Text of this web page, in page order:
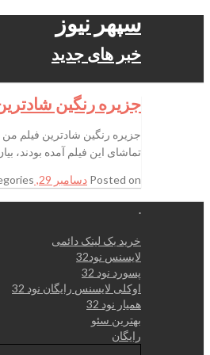
سپهر نیوز
خبر های جدید
جزیره رنگین
تماشای این فیلم آمده بودند،
Posted on دسامبر 29, 2015
.
خرید بک لینک دائمی
لایسنس نود32
پسورد نود 32
اوکلی لایسنس رایگان نود 32
همیار نود 32
بهترین سئو
رایگان